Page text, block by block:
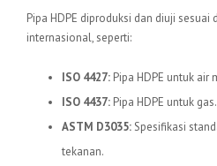
Pipa HDPE diproduksi dan diuji
internasional, seperti:
ISO 4427: Pipa HDPE untuk air
ISO 4437: Pipa HDPE untuk gas.
ASTM D3035:Spesifikasi
tekanan.